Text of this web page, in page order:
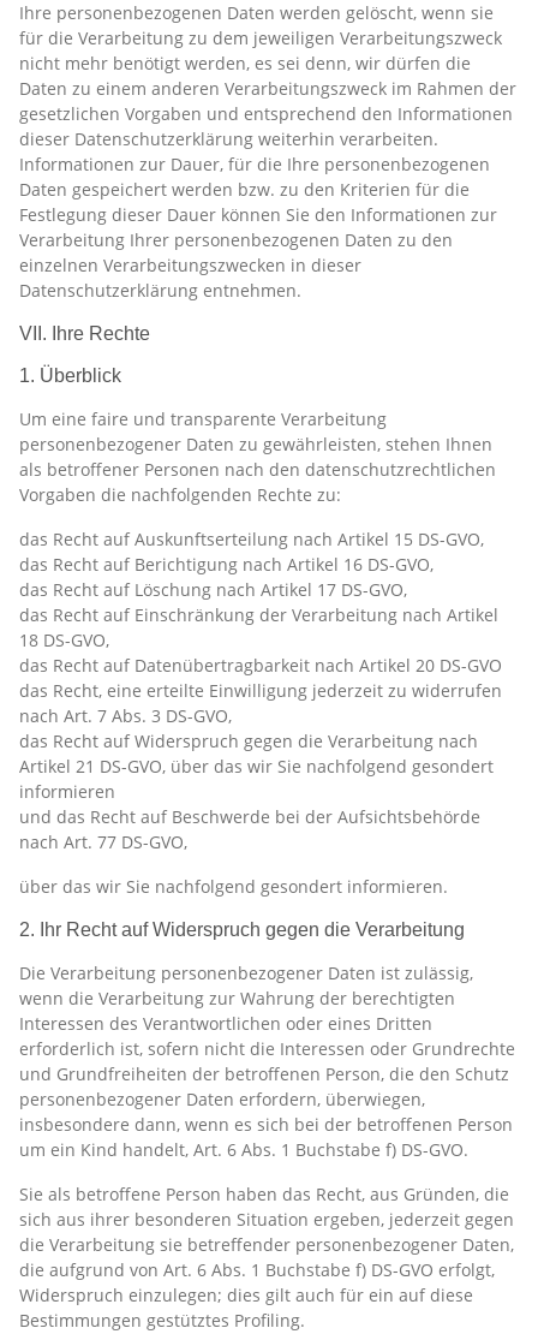
Ihre personenbezogenen Daten werden gelöscht, wenn sie
für die Verarbeitung zu dem jeweiligen Verarbeitungszweck
nicht mehr benötigt werden, es sei denn, wir dürfen die
Daten zu einem anderen Verarbeitungszweck im Rahmen der
gesetzlichen Vorgaben und entsprechend den Informationen
dieser Datenschutzerklärung weiterhin verarbeiten.
Informationen zur Dauer, für die Ihre personenbezogenen
Daten gespeichert werden bzw. zu den Kriterien für die
Festlegung dieser Dauer können Sie den Informationen zur
Verarbeitung Ihrer personenbezogenen Daten zu den
einzelnen Verarbeitungszwecken in dieser
Datenschutzerklärung entnehmen.
VII. Ihre Rechte
1. Überblick
Um eine faire und transparente Verarbeitung
personenbezogener Daten zu gewährleisten, stehen Ihnen
als betroffener Personen nach den datenschutzrechtlichen
Vorgaben die nachfolgenden Rechte zu:
das Recht auf Auskunftserteilung nach Artikel 15 DS-GVO,
das Recht auf Berichtigung nach Artikel 16 DS-GVO,
das Recht auf Löschung nach Artikel 17 DS-GVO,
das Recht auf Einschränkung der Verarbeitung nach Artikel
18 DS-GVO,
das Recht auf Datenübertragbarkeit nach Artikel 20 DS-GVO
das Recht, eine erteilte Einwilligung jederzeit zu widerrufen
nach Art. 7 Abs. 3 DS-GVO,
das Recht auf Widerspruch gegen die Verarbeitung nach
Artikel 21 DS-GVO, über das wir Sie nachfolgend gesondert
informieren
und das Recht auf Beschwerde bei der Aufsichtsbehörde
nach Art. 77 DS-GVO,
über das wir Sie nachfolgend gesondert informieren.
2. Ihr Recht auf Widerspruch gegen die Verarbeitung
Die Verarbeitung personenbezogener Daten ist zulässig,
wenn die Verarbeitung zur Wahrung der berechtigten
Interessen des Verantwortlichen oder eines Dritten
erforderlich ist, sofern nicht die Interessen oder Grundrechte
und Grundfreiheiten der betroffenen Person, die den Schutz
personenbezogener Daten erfordern, überwiegen,
insbesondere dann, wenn es sich bei der betroffenen Person
um ein Kind handelt, Art. 6 Abs. 1 Buchstabe f) DS-GVO.
Sie als betroffene Person haben das Recht, aus Gründen, die
sich aus ihrer besonderen Situation ergeben, jederzeit gegen
die Verarbeitung sie betreffender personenbezogener Daten,
die aufgrund von Art. 6 Abs. 1 Buchstabe f) DS-GVO erfolgt,
Widerspruch einzulegen; dies gilt auch für ein auf diese
Bestimmungen gestütztes Profiling.